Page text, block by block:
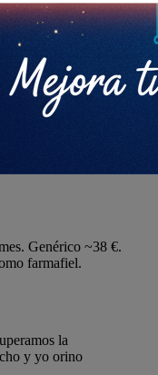
Genérico ~38 €.
farmafiel.
la
y yo orino